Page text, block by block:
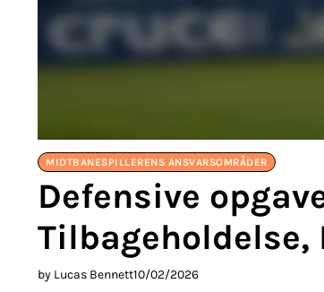
MIDTBANESPILLERENS ANSVARSOMRÅDER
Defensive
by Lucas Bennett10/02/2026